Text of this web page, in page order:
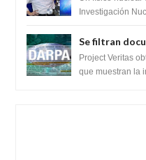
prueba del
Investigación
Se filtran
muestran la
SARS-CoV-2,
Project Veritas
que muestran la